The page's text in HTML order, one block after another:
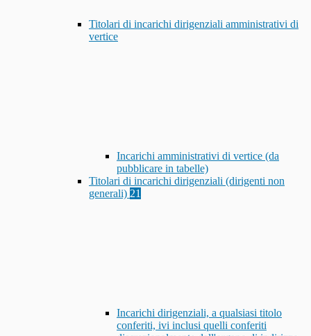
Titolari di incarichi dirigenziali amministrativi di
vertice
Incarichi amministrativi di vertice (da
pubblicare in tabelle)
Titolari di incarichi dirigenziali (dirigenti non
generali) 21
Incarichi dirigenziali, a qualsiasi titolo
conferiti, ivi inclusi quelli conferiti